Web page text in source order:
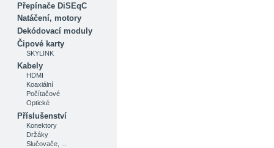
Přepínače DiSEqC
Natáčení, motory
Dekódovací moduly
Čipové karty
SKYLINK
Kabely
HDMI
Koaxiální
Počítačové
Optické
Příslušenství
Konektory
Držáky
Slučovače, ...